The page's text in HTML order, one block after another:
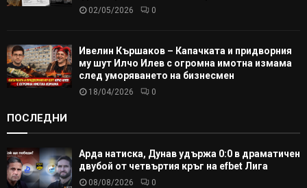
02/05/2026 0
Ивелин Кършаков – Капачката и придворния
му шут Илчо Илев с огромна имотна измама
след уморяването на бизнесмен
18/04/2026 0
ПОСЛЕДНИ
Арда натиска, Дунав удържа 0:0 в драматичен
двубой от четвъртия кръг на efbet Лига
08/08/2026 0